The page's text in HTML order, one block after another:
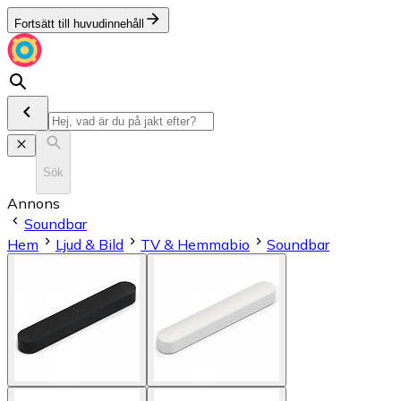
Fortsätt till huvudinnehåll
Sök
Annons
Soundbar
Hem
Ljud & Bild TV & Hemmabio Soundbar